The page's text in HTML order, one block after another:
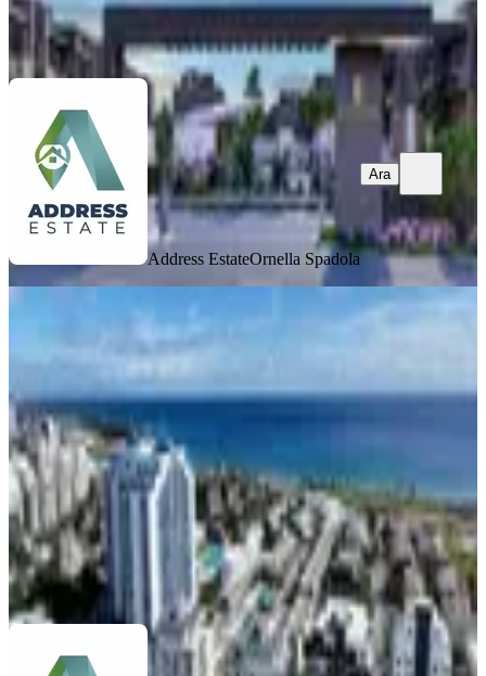
Address EstateOrnella Spadola
Address EstateOrnella Spadola
Ara
50 Ay Vadeli, Taşınmaya Hazır
Daireler – İskele Long Beach Bölgesi
1+1·
106.500 £
Address Estate Ornella Spadola
Ara